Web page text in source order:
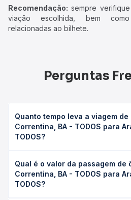
Recomendação: sempre
viação escolhida, bem
relacionadas ao bilhete.
Perguntas
Quanto tempo leva a viagem de
Correntina, BA - TODOS para
TODOS?
Araguari, MG - TODOS leva em
variar conforme a viação, o tipo
executivo ou leito) e as
Qual é o valor da passagem de
Correntina, BA - TODOS para
TODOS?